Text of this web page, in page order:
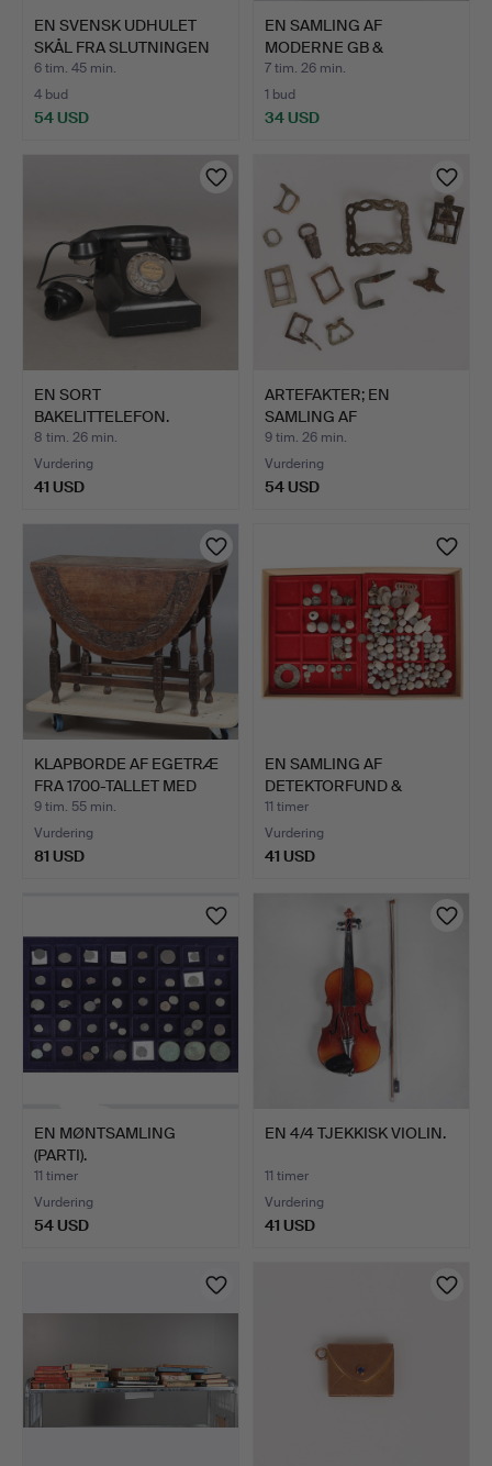
EN SVENSK UDHULET
SKÅL FRA SLUTNINGEN
AF 1…
6 tim. 45 min.
4 bud
54 USD
EN SAMLING AF
MODERNE GB &
VERDENS MØNTER …
7 tim. 26 min.
1 bud
34 USD
EN SORT
BAKELITTELEFON.
8 tim. 26 min.
Vurdering
41 USD
ARTEFAKTER; EN
SAMLING AF
MIDDELALDERLIGE …
9 tim. 26 min.
Vurdering
54 USD
KLAPBORDE AF EGETRÆ
FRA 1700-TALLET MED
SE…
9 tim. 55 min.
Vurdering
81 USD
EN SAMLING AF
DETEKTORFUND &
ARTEFAKTER (P…
11 timer
Vurdering
41 USD
EN MØNTSAMLING
(PARTI).
11 timer
Vurdering
54 USD
EN 4/4 TJEKKISK VIOLIN.
11 timer
Vurdering
41 USD